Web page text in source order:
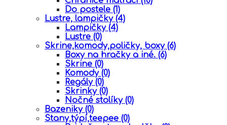
Do postele (1)
Lustre, lampičky (4)
Lampičky (4)
Lustre (0)
Skrine,komody,poličky, boxy (6)
Boxy na hračky a iné. (6)
Skrine (0)
Komody (0)
Regály (0)
Skrinky (0)
Nočné stolíky (0)
Bazeniky (0)
Stany,týpí,teepee (0)